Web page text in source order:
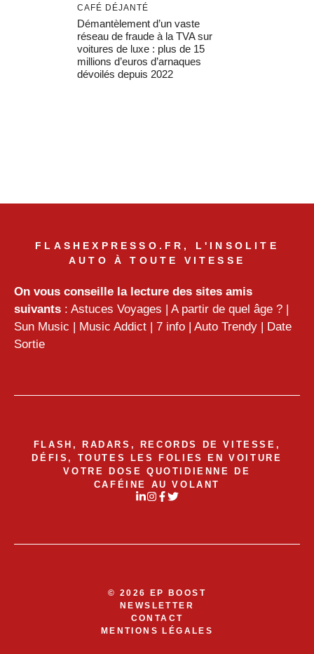
CAFÉ DÉJANTÉ
Démantèlement d’un vaste
réseau de fraude à la TVA sur
voitures de luxe : plus de 15
millions d’euros d’arnaques
dévoilés depuis 2022
FLASHEXPRESSO.FR, L'INSOLITE
AUTO À TOUTE VITESSE
On vous conseille la lecture des sites amis
suivants : Astuces Voyages | A partir de quel âge ? |
Sun Music | Music Addict | 7 info | Auto Trendy | Date
Sortie
FLASH, RADARS, RECORDS DE VITESSE,
DÉFIS, TOUTES LES FOLIES EN VOITURE
VOTRE DOSE QUOTIDIENNE DE
CAFÉINE AU VOLANT
© 2026 EP BOOST
NEWSLETTER
CONTACT
MENTIONS LÉGALES